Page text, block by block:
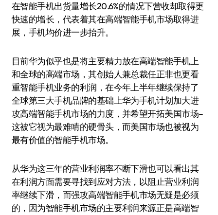
在智能手机出货量增长20.6%的情况下营收却取得更
快速的增长，代表着其在高端智能手机市场取得进
展，手机均价进一步抬升。
目前华为似乎也是将主要精力放在高端智能手机上
和全球的高端市场，其创始人兼总裁任正非也更看
重智能手机业务的利润，在今年上半年继续保持了
全球第三大手机品牌的基础上华为手机计划加大进
攻高端智能手机市场的力度，并希望开拓美国市场–
这被它视为最难啃的硬骨头，而美国市场也被视为
最有价值的智能手机市场。
从华为这三年的营业利润率不断下滑也可以看出其
在利润方面需要寻找到应对方法，以阻止营业利润
率继续下滑，而强攻高端智能手机市场无疑是必须
的，因为智能手机市场的主要利润来源正是高端智